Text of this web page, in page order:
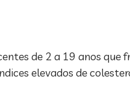
de 2 a 19 anos
elevados de